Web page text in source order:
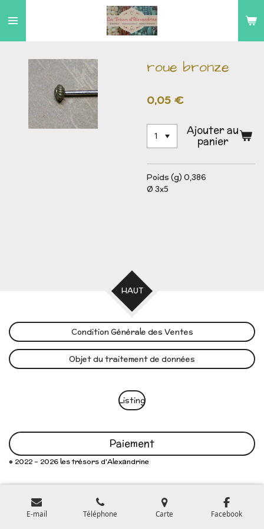
au
roue bronze
0,05 €
Ajouter au
panier
Poids (g) 0,386
Ø 3x5
HAUT
Condition Générale des Ventes
Objet du traitement de données
Listing
Paiement
© 2022 - 2026 les trésors d'Alexandrine
E-mail Téléphone Carte Facebook